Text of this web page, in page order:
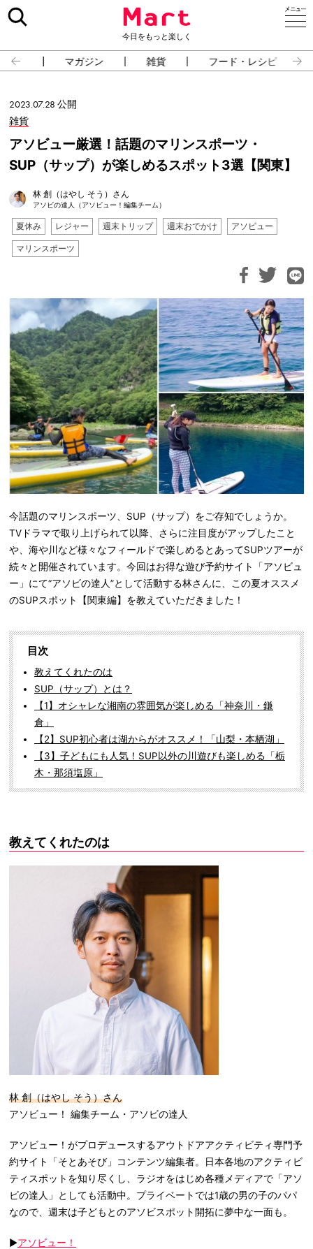
今日をもっと楽しく
占い マガジン 雑貨 フード・レシピ
2023.07.28 公開
雑貨
アソビュー厳選！話題のマリンスポーツ・
SUP（サップ）が楽しめるスポット3選【関東】
林 創（はやし そう）さん
アソビの達人（アソビュー！編集チーム）
夏休み レジャー 週末トリップ 週末おでかけ アソビュー
マリンスポーツ
今話題のマリンスポーツ、SUP（サップ）をご存知でしょうか。
TVドラマで取り上げられて以降、さらに注目度がアップしたこと
や、海や川など様々なフィールドで楽しめるとあってSUPツアーが
続々と開催されています。今回はお得な遊び予約サイト「アソビュ
ー」にて“アソビの達人”として活動する林さんに、この夏オススメ
のSUPスポット【関東編】を教えていただきました！
目次
教えてくれたのは
SUP（サップ）とは？
【1】オシャレな湘南の雰囲気が楽しめる「神奈川・鎌
倉」
【2】SUP初心者は湖からがオススメ！「山梨・本栖湖」
【3】子どもにも人気！SUP以外の川遊びも楽しめる「栃
木・那須塩原」
教えてくれたのは
林 創（はやし そう）さん
アソビュー！ 編集チーム・アソビの達人
アソビュー！がプロデュースするアウトドアアクティビティ専門予
約サイト「そとあそび」コンテンツ編集者。日本各地のアクティビ
ティスポットを知り尽くし、ラジオをはじめ各種メディアで「アソ
ビの達人」としても活動中。プライベートでは1歳の男の子のパパ
なので、週末は子どもとのアソビスポット開拓に夢中な一面も。
▶アソビュー！